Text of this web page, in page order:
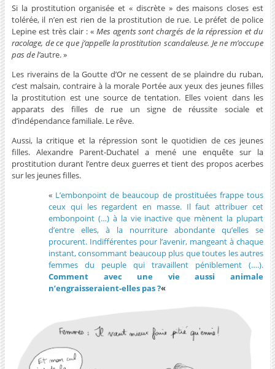
Si la prostitution organisée et « discrète » des maisons closes est
tolérée, il n’en est rien de la prostitution de rue. Le préfet de police
Lepine est très clair : « Mes agents sont chargés de la répression et du
racolage, de ce que j’appelle la prostitution scandaleuse. Je ne m’occupe
pas de l’autre. »
Les riverains de la Goutte d’Or ne cessent de se plaindre du ruban,
c’est malsain, contraire à la morale Portée aux yeux des jeunes filles
la prostitution est une source de tentation. Elles voient dans les
apparats des filles de rue un signe de réussite sociale et
d’indépendance familiale. Le rêve.
Aussi, la critique et la répression sont le quotidien de ces jeunes
filles. Alexandre Parent-Duchatel a mené une enquête sur la
prostitution durant l’entre deux guerres et tient des propos acerbes
sur les jeunes filles.
« L’embonpoint de beaucoup de prostituées frappe tous
ceux qui les regardent en masse. Il faut attribuer cet
embonpoint (…) à la vie inactive que mènent la plupart
d’entre elles, à la nourriture abondante qu’elles se
procurent. Indifférentes pour l’avenir, mangeant à chaque
instant, consommant beaucoup plus que toutes les autres
femmes du peuple qui travaillent péniblement (….).
Comment avec une vie aussi animale
n’engraisseraient-elles pas ?«